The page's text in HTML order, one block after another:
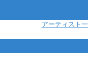
アーティスト